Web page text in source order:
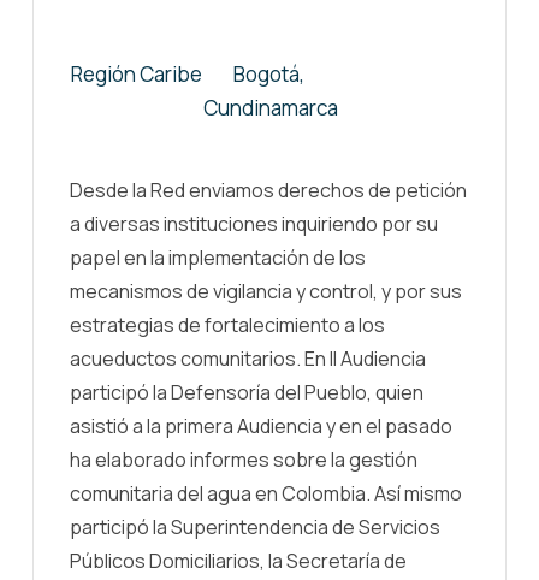
Región Caribe
Bogotá,
Cundinamarca
Desde la Red enviamos derechos de petición
a diversas instituciones inquiriendo por su
papel en la implementación de los
mecanismos de vigilancia y control, y por sus
estrategias de fortalecimiento a los
acueductos comunitarios. En II Audiencia
participó la Defensoría del Pueblo, quien
asistió a la primera Audiencia y en el pasado
ha elaborado informes sobre la gestión
comunitaria del agua en Colombia. Así mismo
participó la Superintendencia de Servicios
Públicos Domiciliarios, la Secretaría de